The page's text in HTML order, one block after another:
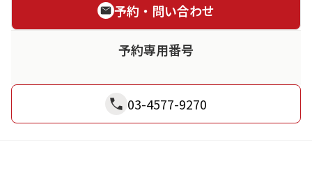
予約・問い合わせ
予約専用番号
03-4577-9270